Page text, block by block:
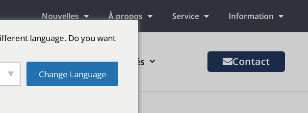
Nouvelles À propos Service Information
sport Plus de marchés Contact
language. Do you want
Change Language